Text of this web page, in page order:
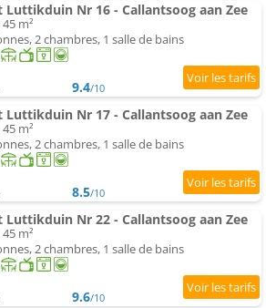
Luttikduin Nr 16 - Callantsoog aan Zee
m²
2 chambres, 1 salle de bains
9.4/10
Luttikduin Nr 17 - Callantsoog aan Zee
m²
2 chambres, 1 salle de bains
8.5/10
Luttikduin Nr 22 - Callantsoog aan Zee
m²
2 chambres, 1 salle de bains
9.6/10